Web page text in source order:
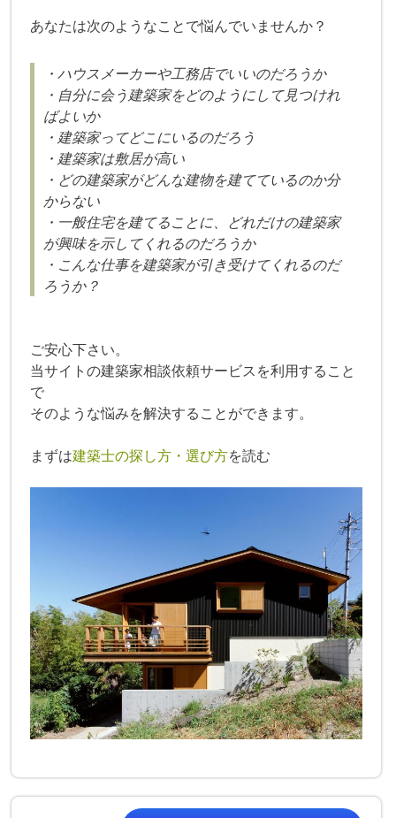
あなたは次のようなことで悩んでいませんか？
・ハウスメーカーや工務店でいいのだろうか
・自分に会う建築家をどのようにして見つけれ
ばよいか
・建築家ってどこにいるのだろう
・建築家は敷居が高い
・どの建築家がどんな建物を建てているのか分
からない
・一般住宅を建てることに、どれだけの建築家
が興味を示してくれるのだろうか
・こんな仕事を建築家が引き受けてくれるのだ
ろうか？
ご安心下さい。
当サイトの建築家相談依頼サービスを利用すること
で
そのような悩みを解決することができます。
まずは建築士の探し方・選び方を読む